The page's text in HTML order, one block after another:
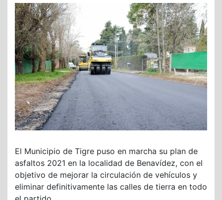
El Municipio de Tigre puso en marcha su plan de
asfaltos 2021 en la localidad de Benavídez, con el
objetivo de mejorar la circulación de vehículos y
eliminar definitivamente las calles de tierra en todo